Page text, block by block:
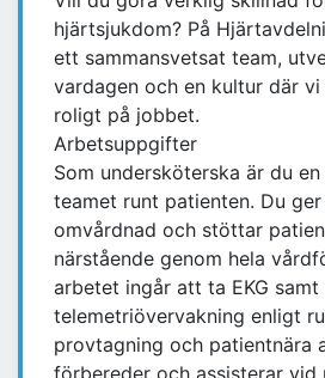
hjärtsjukdom? På
ett sammansvetsat team,
vardagen och en kultur där
roligt på jobbet.
Arbetsuppgifter
Som undersköterska är du
teamet runt patienten. Du
omvårdnad och stöttar
närstående genom hela
arbetet ingår att ta EKG
telemetriövervakning enligt
provtagning och patientnära